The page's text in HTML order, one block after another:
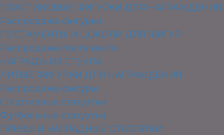
ПЛАСТИКОВЫЕ ФИГУРКИ ДЛЯ НАГРАЖДЕНИЯ
Распродажа фигурки
ПОСТАМЕНТЫ И ЦОКОЛИ ДЛЯ ФИГУР
Распродажа постаменты
НАГРАДЫ ИЗ СТЕКЛА
ЛИТЫЕ ФИГУРКИ ДЛЯ НАГРАЖДЕНИЯ
Распродажа фигуры
Спортивные статуэтки
Футбольные статуэтки
ПРИЗЫ И НАГРАДНЫЕ СТАТУЭТКИ